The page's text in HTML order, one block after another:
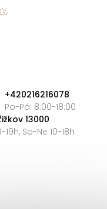
.
+420216216078
Po-Pá: 8:00-18:00
13000
So-Ne 10-18h